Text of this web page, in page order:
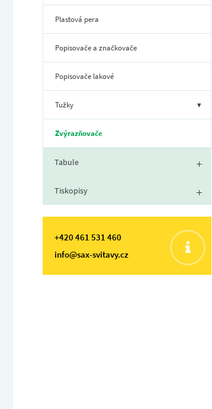
Plastová pera
Popisovače a značkovače
Popisovače lakové
Tužky ▾
Zvýrazňovače
Tabule
Tiskopisy
+420 461 531 460
info@sax-svitavy.cz